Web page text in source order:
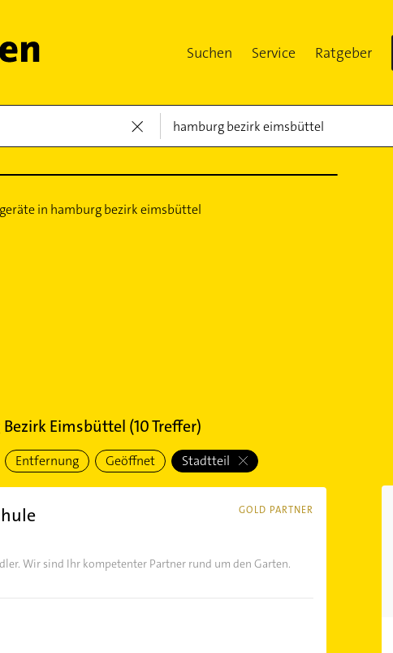
Suchen Service Ratgeber
Eimsbüttel (10Treffer)
Entfernung Geöffnet Stadtteil
GOLD PARTNER
Wir sind Ihr kompetenter Partner rund um den Garten.